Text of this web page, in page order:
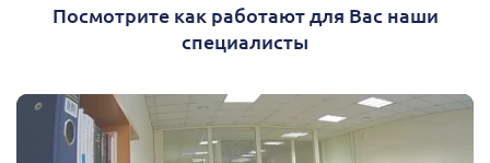
Посмотрите как работают для Вас наши
специалисты